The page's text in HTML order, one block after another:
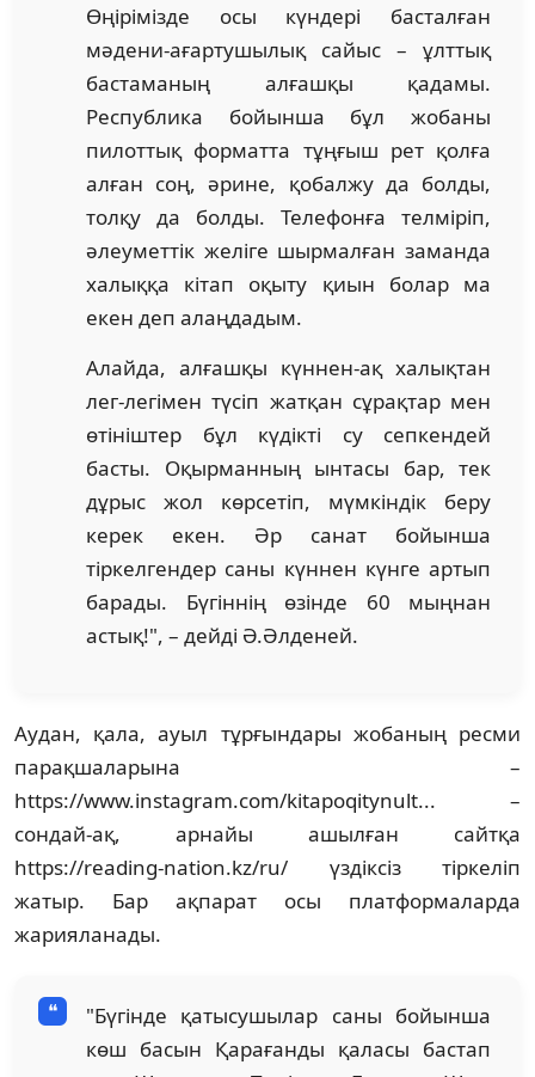
Өңірімізде осы күндері басталған
мәдени-ағартушылық сайыс – ұлттық
бастаманың алғашқы қадамы.
Республика бойынша бұл жобаны
пилоттық форматта тұңғыш рет қолға
алған соң, әрине, қобалжу да болды,
толқу да болды. Телефонға телміріп,
әлеуметтік желіге шырмалған заманда
халыққа кітап оқыту қиын болар ма
екен деп алаңдадым.
Алайда, алғашқы күннен-ақ халықтан
лег-легімен түсіп жатқан сұрақтар мен
өтініштер бұл күдікті су сепкендей
басты. Оқырманның ынтасы бар, тек
дұрыс жол көрсетіп, мүмкіндік беру
керек екен. Әр санат бойынша
тіркелгендер саны күннен күнге артып
барады. Бүгіннің өзінде 60 мыңнан
астық!", – дейді Ә.Әлденей.
Аудан, қала, ауыл тұрғындары жобаның ресми
парақшаларына –
https://www.instagram.com/kitapoqitynult... –
сондай-ақ, арнайы ашылған сайтқа
https://reading-nation.kz/ru/ үздіксіз тіркеліп
жатыр. Бар ақпарат осы платформаларда
жарияланады.
"Бүгінде қатысушылар саны бойынша
көш басын Қарағанды қаласы бастап